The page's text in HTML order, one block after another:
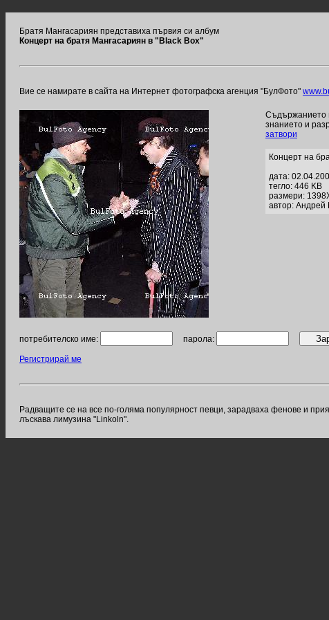
Братя Мангасариян представиха първия си албум
Концерт на братя Мангасариян в "Black Box"
Вие се намирате в сайта на Интернет фотографска агенция "БулФото"
Съдържанието
знанието и
затвори
Концерт на
дата:
тегло: 446 KB
размери:
автор: Андрей
потребителско име: парола:
Регистрирай ме
Радващите се на все по-голяма популярност певци, зарадваха фенове и
лъскава лимузина "Linkoln".